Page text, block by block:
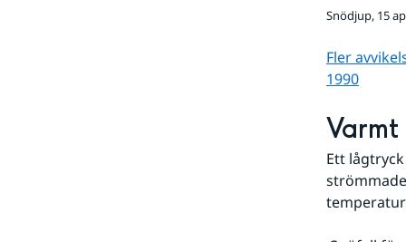
Snödjup, 15
Fler
1990
Varmt
Ett